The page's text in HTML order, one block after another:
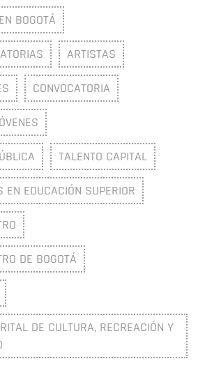
BOGOTÁ
ARTISTAS
CONVOCATORIA
TALENTO CAPITAL
EN EDUCACIÓN SUPERIOR
DE BOGOTÁ
DE CULTURA, RECREACIÓN Y